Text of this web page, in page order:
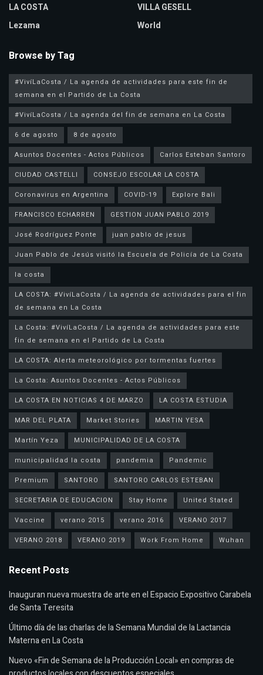
LA COSTA
Lezama
VILLA GESELL
World
Browse by Tag
#VivíLaCosta / La agenda de actividades para este fin de
semana en el Partido de La Costa
#VivíLaCosta / La agenda del fin de semana en La Costa
6 de agosto
8 de agosto
Asuntos Docentes - Actos Públicos
Carlos Esteban Santoro
CIUDAD CASTELLI
CONSEJO ESCOLAR LA COSTA
Coronavirus en Argentina
COVID-19
Explore Bali
FRANCISCO ECHARREN
GESTION JUAN PABLO 2019
José Rodríguez Ponte
juan pablo de jesus
la costa
LA COSTA: #VivíLaCosta / La agenda de actividades para el fin
de semana en La Costa
La Costa: #VivíLaCosta / La agenda de actividades para este
fin de semana en el Partido de La Costa
LA COSTA: Alerta meteorológico por tormentas fuertes
La Costa: Asuntos Docentes - Actos Públicos
LA COSTA EN NOTICIAS 4 DE MARZO
LA COSTA ESTUDIA
MAR DEL PLATA
Market Stories
MARTIN YESA
Martín Yeza
MUNICIPALIDAD DE LA COSTA
municipalidad la costa
pandemia
Pandemic
Premium
SANTORO
SANTORO CARLOS ESTEBAN
SECRETARIA DE EDUCACION
Stay Home
United Stated
Vaccine
verano 2015 verano 2016
VERANO 2017
VERANO 2018
VERANO 2019 Work From Home Wuhan
Recent Posts
Inauguran nueva muestra de arte en el Espacio Expositivo Carabela
de Santa Teresita
Último día de las charlas de la Semana Mundial de la Lactancia
Materna en La Costa
Nuevo «Fin de Semana de la Producción Local» en compras de